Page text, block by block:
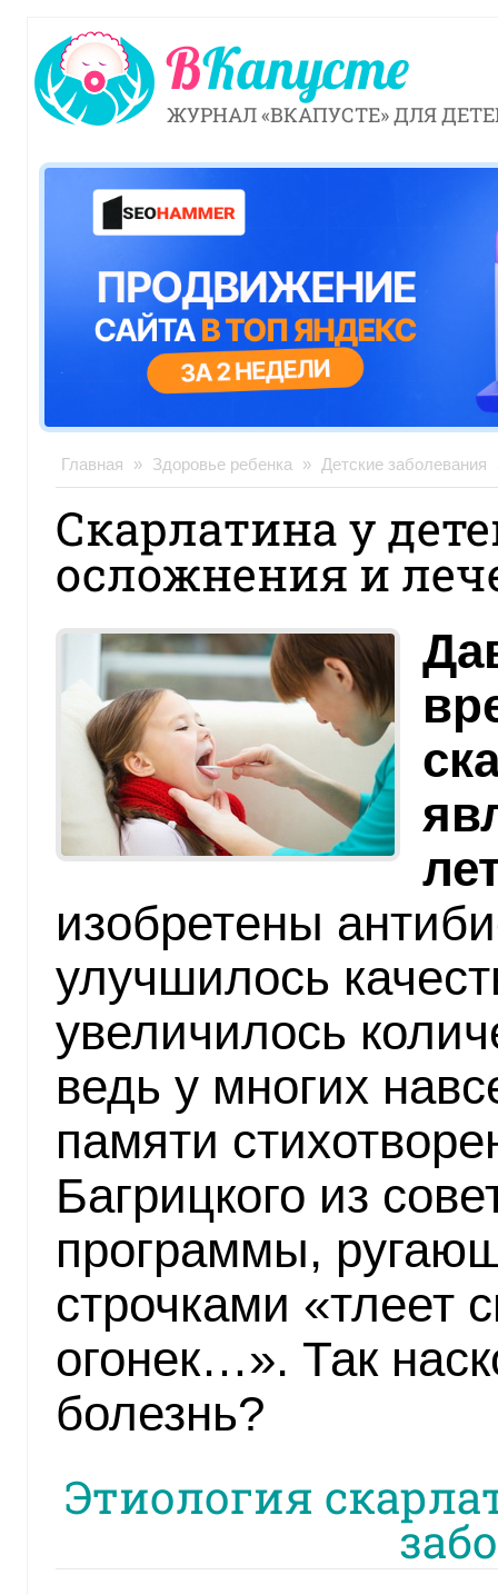
ЖУРНАЛ «ВКАПУСТЕ» ДЛЯ
Главная » Здоровье ребенка » Детские заболевания
Скарлатина у
осложнения и
изобретены
улучшилось
увеличилось
ведь у многих
памяти
Багрицкого из
программы,
строчками «тлеет
огонек…». Так
болезнь?
Этиология